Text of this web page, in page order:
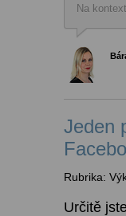
Na
Jeden
Rubrika:
Určitě